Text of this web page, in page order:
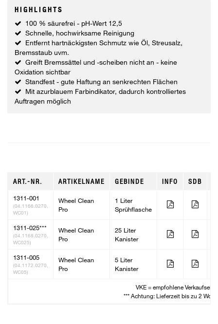
HIGHLIGHTS
100 % säurefrei - pH-Wert 12,5
Schnelle, hochwirksame Reinigung
Entfernt hartnäckigsten Schmutz wie Öl, Streusalz,
Bremsstaub uvm.
Greift Bremssättel und -scheiben nicht an - keine
Oxidation sichtbar
Standfest - gute Haftung an senkrechten Flächen
Mit azurblauem Farbindikator, dadurch kontrolliertes
Auftragen möglich
ART.-NR. ARTIKELNAME GEBINDE INFO SDB
1311-001
(04.1166.0270,
WC01)
Wheel Clean
Pro
1 Liter
Sprühflasche
1311-025***
(04.1168.0270,
WC025)
Wheel Clean
Pro
25 Liter
Kanister
1311-005
(04.1172.0270,
WC05)
Wheel Clean
Pro
5 Liter
Kanister
VKE = empfohlene
*** Achtung: Lieferzeit bis zu 2